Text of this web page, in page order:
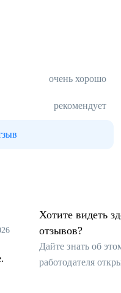
очень хорошо
рекомендует
Хотите видеть
отзывов?
Дайте знать об
работодателя